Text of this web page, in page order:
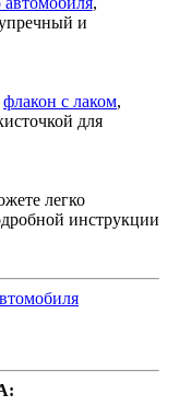
и
флакон с лаком,
для
легко
инструкции